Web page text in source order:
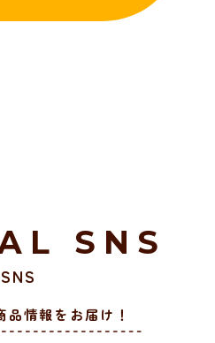
SNS
情報をお届け！